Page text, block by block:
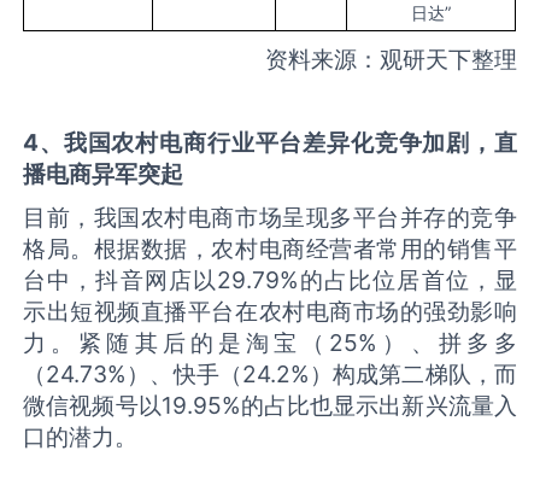
日达”
资料来源：观研天下整理
4、我国农村电商行业平台差异化竞争加剧，直
播电商异军突起
目前，我国农村电商市场呈现多平台并存的竞争
格局。根据数据，农村电商经营者常用的销售平
台中，抖音网店以29.79%的占比位居首位，显
示出短视频直播平台在农村电商市场的强劲影响
力。紧随其后的是淘宝（25%）、拼多多
（24.73%）、快手（24.2%）构成第二梯队，而
微信视频号以19.95%的占比也显示出新兴流量入
口的潜力。